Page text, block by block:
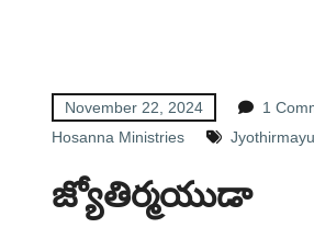
November 22, 2024 1
Hosanna Ministries
జ్యోతిర్మయుడా